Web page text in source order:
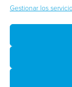
Gestionar los